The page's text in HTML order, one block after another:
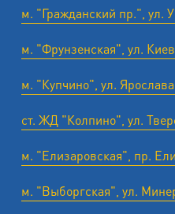
м. "Гражданский пр.", ул.
м. "Фрунзенская", ул.
м. "Купчино", ул.
ст. ЖД "Колпино", ул.
м. "Елизаровская", пр.
м. "Выборгская", ул.